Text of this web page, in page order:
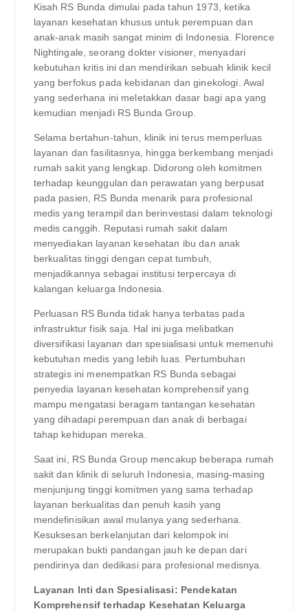
Kisah RS Bunda dimulai pada tahun 1973, ketika
layanan kesehatan khusus untuk perempuan dan
anak-anak masih sangat minim di Indonesia. Florence
Nightingale, seorang dokter visioner, menyadari
kebutuhan kritis ini dan mendirikan sebuah klinik kecil
yang berfokus pada kebidanan dan ginekologi. Awal
yang sederhana ini meletakkan dasar bagi apa yang
kemudian menjadi RS Bunda Group.
Selama bertahun-tahun, klinik ini terus memperluas
layanan dan fasilitasnya, hingga berkembang menjadi
rumah sakit yang lengkap. Didorong oleh komitmen
terhadap keunggulan dan perawatan yang berpusat
pada pasien, RS Bunda menarik para profesional
medis yang terampil dan berinvestasi dalam teknologi
medis canggih. Reputasi rumah sakit dalam
menyediakan layanan kesehatan ibu dan anak
berkualitas tinggi dengan cepat tumbuh,
menjadikannya sebagai institusi terpercaya di
kalangan keluarga Indonesia.
Perluasan RS Bunda tidak hanya terbatas pada
infrastruktur fisik saja. Hal ini juga melibatkan
diversifikasi layanan dan spesialisasi untuk memenuhi
kebutuhan medis yang lebih luas. Pertumbuhan
strategis ini menempatkan RS Bunda sebagai
penyedia layanan kesehatan komprehensif yang
mampu mengatasi beragam tantangan kesehatan
yang dihadapi perempuan dan anak di berbagai
tahap kehidupan mereka.
Saat ini, RS Bunda Group mencakup beberapa rumah
sakit dan klinik di seluruh Indonesia, masing-masing
menjunjung tinggi komitmen yang sama terhadap
layanan berkualitas dan penuh kasih yang
mendefinisikan awal mulanya yang sederhana.
Kesuksesan berkelanjutan dari kelompok ini
merupakan bukti pandangan jauh ke depan dari
pendirinya dan dedikasi para profesional medisnya.
Layanan Inti dan Spesialisasi: Pendekatan
Komprehensif terhadap Kesehatan Keluarga